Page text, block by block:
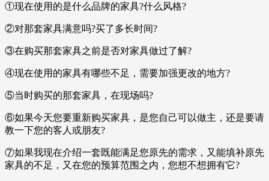
①现在使用的是什么品牌的家具?什么风格?
②对那套家具满意吗?买了多长时间?
③在购买那套家具之前是否对家具做过了解?
④现在使用的家具有哪些不足，需要加强更改的地方?
⑤当时购买的那套家具，在现场吗?
⑥如果今天您要重新购买家具，是您自己可以做主，还是要请
教一下您的客人或朋友?
⑦如果我现在介绍一套既能满足您原先的需求，又能填补原先
家具的不足，又在您的预算范围之内，您想不想拥有它?